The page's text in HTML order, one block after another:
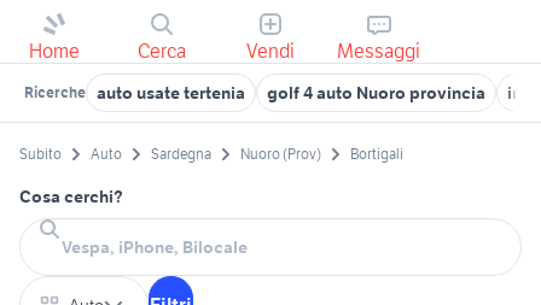
Home Cerca Vendi Messaggi
Ricerche auto usate tertenia golf 4 auto Nuoro provincia in
Subito Auto Sardegna Nuoro (Prov) Bortigali
Cosa cerchi?